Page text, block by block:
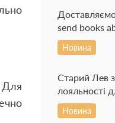
Для
send books
Новина
Старий Лев
лояльності
Новина